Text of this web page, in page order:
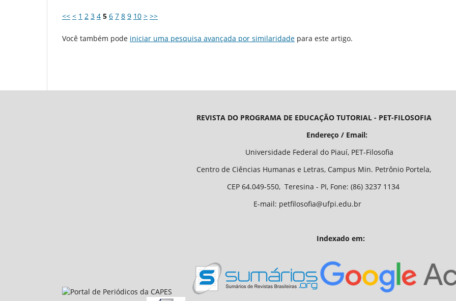
<< < 1 2 3 4 5 6 7 8 9 10 > >>
Você também pode iniciar uma pesquisa avançada por similaridade para este artigo.
REVISTA DO PROGRAMA DE EDUCAÇÃO TUTORIAL - PET-FILOSOFIA
Endereço / Email:
Universidade Federal do Piauí, PET-Filosofia
Centro de Ciências Humanas e Letras, Campus Min. Petrônio Portela,
CEP 64.049-550, Teresina - PI, Fone: (86) 3237 1134
E-mail: petfilosofia@ufpi.edu.br
Indexado em: